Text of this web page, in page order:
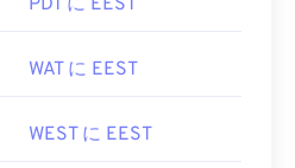
PDT に EEST
WAT に EEST
WEST に EEST